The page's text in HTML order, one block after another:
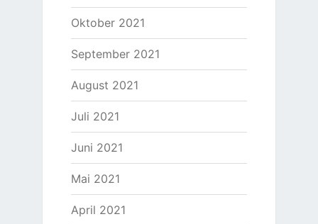
Oktober 2021
September 2021
August 2021
Juli 2021
Juni 2021
Mai 2021
April 2021